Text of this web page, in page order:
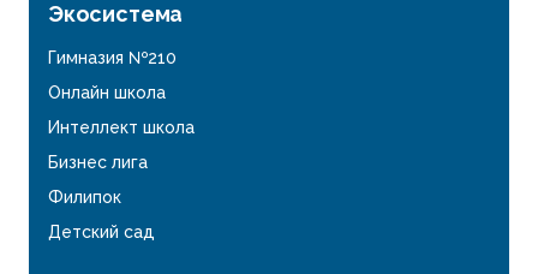
Экосистема
Гимназия №210
Онлайн школа
Интеллект школа
Бизнес лига
Филипок
Детский сад